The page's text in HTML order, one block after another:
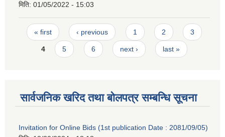
मिति: 01/05/2022 - 15:03
Pages
« first ‹ previous 1 2 3
4 5 6 next › last »
सार्वजनिक खरिद तथा बोलपत्र सम्बन्धि सूचना
Invitation for Online Bids (1st publication Date : 2081/09/05)